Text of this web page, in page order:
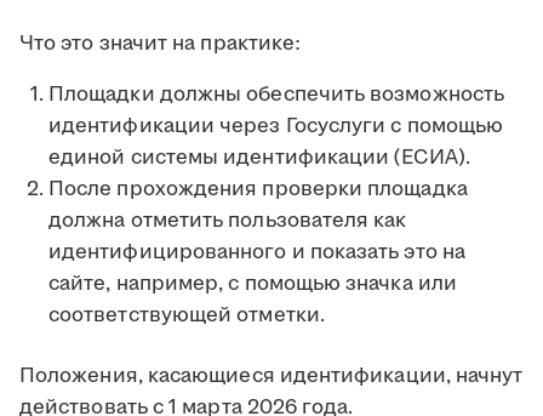
Что это значит на практике:
Площадки должны обеспечить возможность
идентификации через Госуслуги с помощью
единой системы идентификации (ЕСИА).
После прохождения проверки площадка
должна отметить пользователя как
идентифицированного и показать это на
сайте, например, с помощью значка или
соответствующей отметки.
Положения, касающиеся идентификации, начнут
действовать с 1 марта 2026 года.